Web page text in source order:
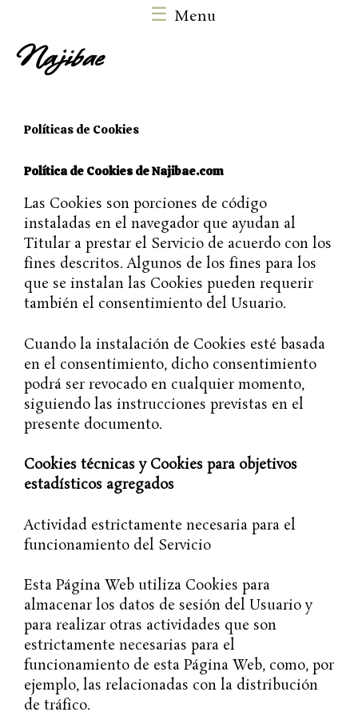
contenido
Menu
Najibae
Políticas de Cookies
Política de Cookies de Najibae.com
Las Cookies son porciones de código
instaladas en el navegador que ayudan al
Titular a prestar el Servicio de acuerdo con los
fines descritos. Algunos de los fines para los
que se instalan las Cookies pueden requerir
también el consentimiento del Usuario.
Cuando la instalación de Cookies esté basada
en el consentimiento, dicho consentimiento
podrá ser revocado en cualquier momento,
siguiendo las instrucciones previstas en el
presente documento.
Cookies técnicas y Cookies para objetivos
estadísticos agregados
Actividad estrictamente necesaria para el
funcionamiento del Servicio
Esta Página Web utiliza Cookies para
almacenar los datos de sesión del Usuario y
para realizar otras actividades que son
estrictamente necesarias para el
funcionamiento de esta Página Web, como, por
ejemplo, las relacionadas con la distribución
de tráfico.